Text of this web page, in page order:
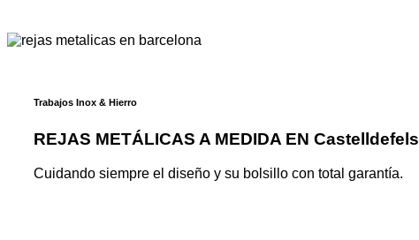
Trabajos Inox & Hierro
REJAS METÁLICAS A MEDIDA EN Castelldefels
Cuidando siempre el diseño y su bolsillo con total garantía.